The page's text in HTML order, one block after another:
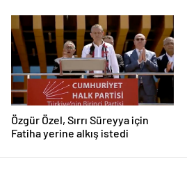
Özgür Özel, Sırrı Süreyya için
Fatiha yerine alkış istedi